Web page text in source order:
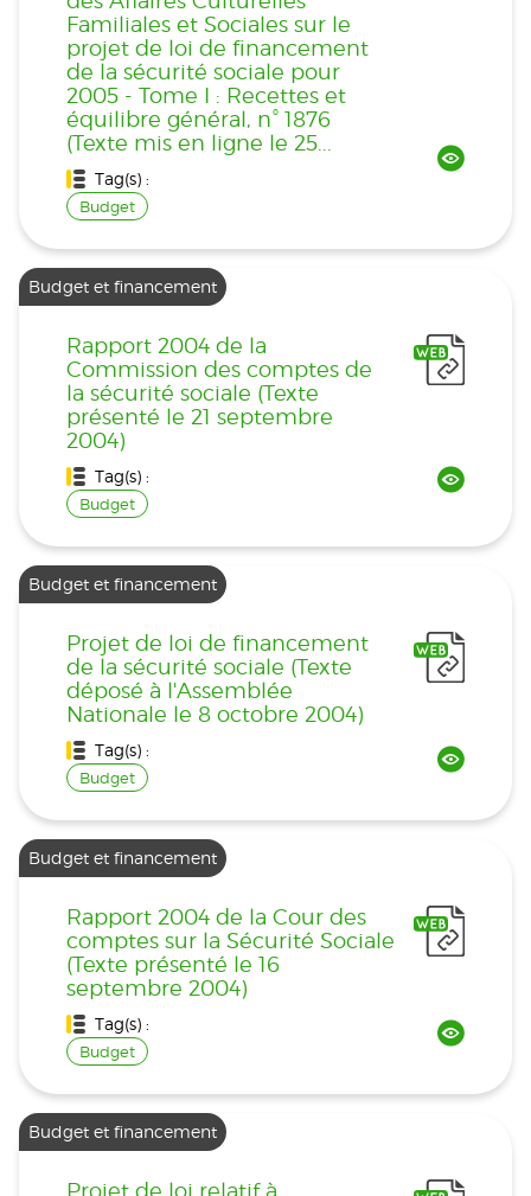
Familiales et Sociales sur le
projet de loi de financement
de la sécurité sociale pour
2005 - Tome I : Recettes et
équilibre général, n° 1876
(Texte mis en ligne le 25...
Tag(s) :
Budget
Budget et financement
Rapport 2004 de la
Commission des comptes de
la sécurité sociale (Texte
présenté le 21 septembre
2004)
Tag(s) :
Budget
Budget et financement
Projet de loi de financement
de la sécurité sociale (Texte
déposé à l'Assemblée
Nationale le 8 octobre 2004)
Tag(s) :
Budget
Budget et financement
Rapport 2004 de la Cour des
comptes sur la Sécurité Sociale
(Texte présenté le 16
septembre 2004)
Tag(s) :
Budget
Budget et financement
Projet de loi relatif à